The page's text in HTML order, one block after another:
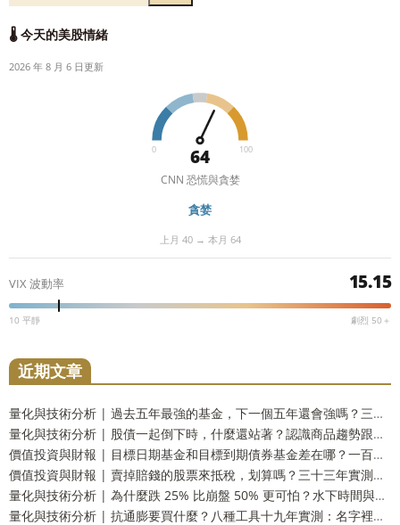
🌡️ 今天的美股情緒
2026 年 8 月 6 日更新
0 100
64
CNN 恐慌與貪婪
貪婪
上月 40 → 本月 64
VIX 波動率 15.15
10 平靜 劇烈 50＋
近期文章
量化與技術分析 | 過去五年最強的基金，下一個五年還會強嗎？三十三年實測：留在前段和掉到墊底的機率一樣高
量化與技術分析 | 股債一起倒下時，什麼還站著？認識商品趨勢跟蹤這個防禦資產
價值投資與財報 | 目標日期基金和目標到期債券基金差在哪？一百五十四年實測：到期還你的是票面，不是購買力
價值投資與財報 | 賣掉賠錢的股票來抵稅，划算嗎？三十三年實測：財富只多 2.9%，而台灣人這一步用不上
量化與技術分析 | 為什麼跌 25% 比崩盤 50% 更可怕？水下時間與潰瘍指數，風險的另一個量法
量化與技術分析 | 抗通膨要買什麼？八種工具十九年實測：名字裡有抗通膨的那一個，反而測不出反應